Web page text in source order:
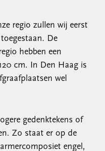
regio zullen wij eerst
De
hebben een
cm. In Den Haag is
wel
gedenktekens of
Zo staat er op de
engel,